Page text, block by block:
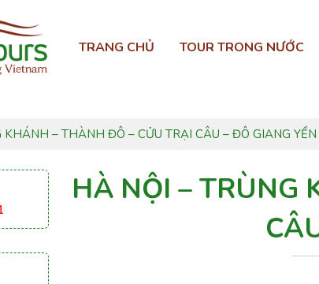
TRANG CHỦ TOUR TRONG NƯỚC
KHÁNH – THÀNH ĐÔ – CỬU TRẠI CÂU – ĐÔ GIANG YỂN
HÀ NỘI – TRÙNG